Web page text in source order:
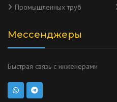
Промышленных труб
Мессенджеры
Быстрая связь с инженерами